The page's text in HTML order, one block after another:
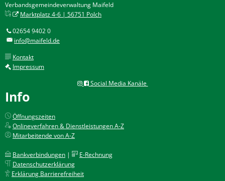
Verbandsgemeindeverwaltung Maifeld
Marktplatz 4-6 | 56751 Polch
02654 9402 0
info@maifeld.de
Kontakt
Impressum
Social Media Kanäle
Info
Öffnungszeiten
Onlineverfahren & Dienstleistungen A-Z
Mitarbeitende von A-Z
Bankverbindungen |
E-Rechnung
Datenschutzerklärung
Erklärung Barrierefreiheit